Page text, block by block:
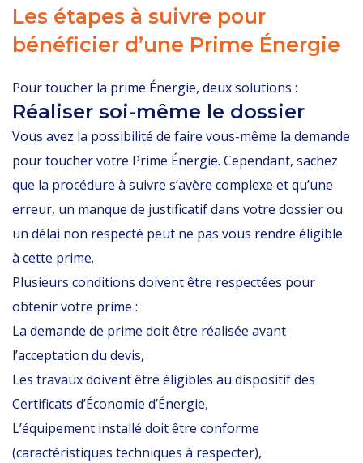
Les étapes à suivre pour
bénéficier d’une Prime Énergie
Pour toucher la prime Énergie, deux solutions :
Réaliser soi-même le dossier
Vous avez la possibilité de faire vous-même la demande
pour toucher votre Prime Énergie. Cependant, sachez
que la procédure à suivre s’avère complexe et qu’une
erreur, un manque de justificatif dans votre dossier ou
un délai non respecté peut ne pas vous rendre éligible
à cette prime.
Plusieurs conditions doivent être respectées pour
obtenir votre prime :
La demande de prime doit être réalisée avant
l’acceptation du devis,
Les travaux doivent être éligibles au dispositif des
Certificats d’Économie d’Énergie,
L’équipement installé doit être conforme
(caractéristiques techniques à respecter),